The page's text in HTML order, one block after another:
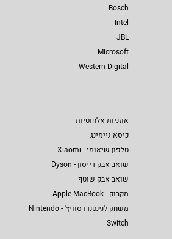
Bosch
Intel
JBL
Microsoft
Western Digital
אוזניות אלחוטיות
כיסא גיימינג
טלפון שיאומי - Xiaomi
שואב אבק דייסון - Dyson
שואב אבק שוטף
מקבוק - Apple MacBook
משחק לנינטנדו סוויץ' - Nintendo
Switch